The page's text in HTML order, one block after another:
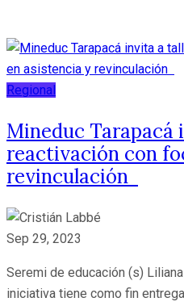
Regional
Mineduc Tarapacá
reactivación con
revinculación
Sep 29, 2023
Seremi de educación (s)
iniciativa tiene como fin